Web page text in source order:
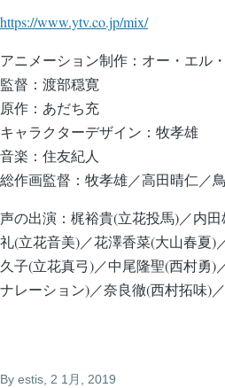
https://www.ytv.co.jp/mix/
アニメーション制作：オー・エル
監督：渡部穏寛
原作：あだち充
キャラクターデザイン：牧孝雄
音楽：住友紀人
総作画監督：牧孝雄／高田晴仁／
声の出演：梶裕貴(立花投馬)／内
礼(立花音美)／花澤香菜(大山春夏)
久子(立花真弓)／中尾隆聖(西村勇)
ナレーション)／奈良徹(西村拓味)
By estis , 2 1月, 2019